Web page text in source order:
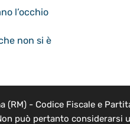
l’occhio
non si è
(RM) - Codice Fiscale e
può pertanto considerarsi